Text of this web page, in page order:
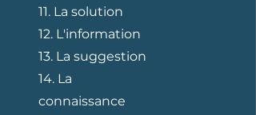
11. La solution
12. L'information
13. La suggestion
14. La
connaissance